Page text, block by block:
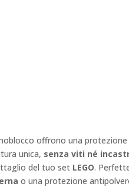
offrono una protezione
unica, senza viti né
del tuo set LEGO.
o una protezione